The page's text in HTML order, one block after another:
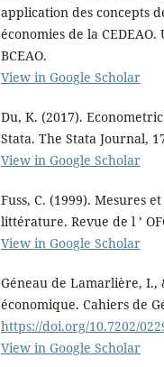
application des concepts
économies de la
BCEAO.
View in Google Scholar
Du, K. (2017).
Stata. The Stata Journal,
View in Google Scholar
Fuss, C. (1999). Mesures
littérature. Revue de l ’
View in Google Scholar
Géneau de Lamarlière, I.,
économique. Cahiers de
https://doi.org/10.7202/
View in Google Scholar